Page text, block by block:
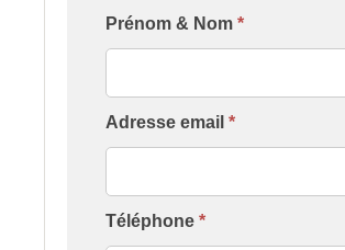
Formulaire
[Contact
Prénom & Nom *
Adresse email *
Téléphone *